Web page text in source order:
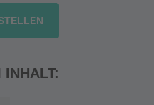
INHALT: